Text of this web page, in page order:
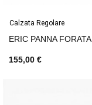
Calzata Regolare
ERIC PANNA FORATA
155,00 €